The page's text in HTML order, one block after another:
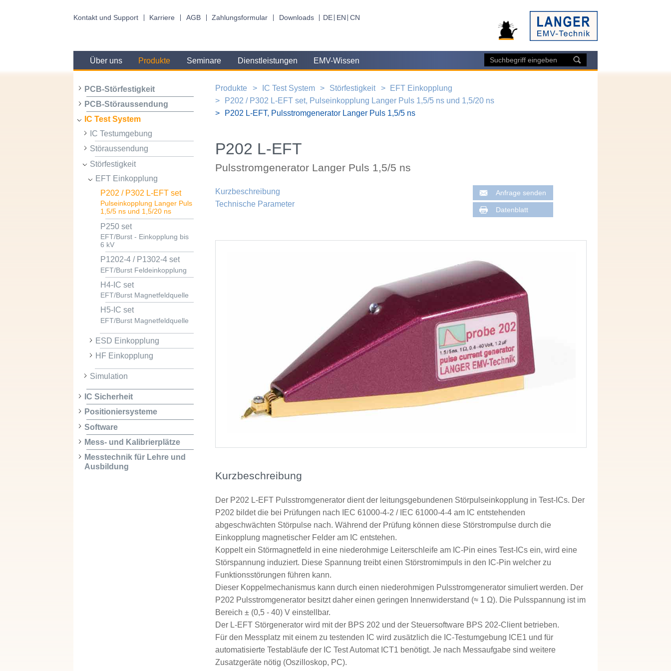
Kontakt und Support Karriere AGB Zahlungsformular Downloads DE EN CN
Über uns Produkte Seminare Dienstleistungen EMV-Wissen
PCB-Störfestigkeit
PCB-Störaussendung
IC Test System
IC Testumgebung
Störaussendung
Störfestigkeit
EFT Einkopplung
P202 / P302 L-EFT set
Pulseinkopplung Langer Puls
1,5/5 ns und 1,5/20 ns
P250 set
EFT/Burst - Einkopplung bis
6 kV
P1202-4 / P1302-4 set
EFT/Burst Feldeinkopplung
H4-IC set
EFT/Burst Magnetfeldquelle
H5-IC set
EFT/Burst Magnetfeldquelle
ESD Einkopplung
HF Einkopplung
Simulation
IC Sicherheit
Positioniersysteme
Software
Mess- und Kalibrierplätze
Messtechnik für Lehre und
Ausbildung
Produkte IC Test System Störfestigkeit
EFT Einkopplung
P202 / P302 L-EFT set, Pulseinkopplung Langer Puls 1,5/5 ns und 1,5/20 ns
P202 L-EFT, Pulsstromgenerator Langer Puls 1,5/5 ns
P202 L-EFT
Pulsstromgenerator Langer Puls 1,5/5 ns
Kurzbeschreibung
Technische Parameter
Anfrage senden
Datenblatt
Kurzbeschreibung
Der P202 L-EFT Pulsstromgenerator dient der leitungsgebundenen Störpulseinkopplung in Test-ICs. Der
P202 bildet die bei Prüfungen nach IEC 61000-4-2 / IEC 61000-4-4 am IC entstehenden
abgeschwächten Störpulse nach. Während der Prüfung können diese Störstrompulse durch die
Einkopplung magnetischer Felder am IC entstehen.
Koppelt ein Störmagnetfeld in eine niederohmige Leiterschleife am IC-Pin eines Test-ICs ein, wird eine
Störspannung induziert. Diese Spannung treibt einen Störstromimpuls in den IC-Pin welcher zu
Funktionsstörungen führen kann.
Dieser Koppelmechanismus kann durch einen niederohmigen Pulsstromgenerator simuliert werden. Der
P202 Pulsstromgenerator besitzt daher einen geringen Innenwiderstand (≈ 1 Ω). Die Pulsspannung ist im
Bereich ± (0,5 - 40) V einstellbar.
Der L-EFT Störgenerator wird mit der BPS 202 und der Steuersoftware BPS 202-Client betrieben.
Für den Messplatz mit einem zu testenden IC wird zusätzlich die IC-Testumgebung ICE1 und für
automatisierte Testabläufe der IC Test Automat ICT1 benötigt. Je nach Messaufgabe sind weitere
Zusatzgeräte nötig (Oszilloskop, PC).